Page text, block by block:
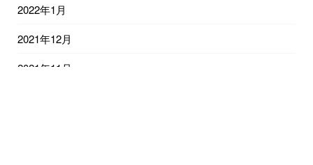
2022年1月
2021年12月
2021年11月